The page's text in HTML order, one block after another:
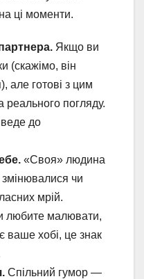
ці моменти.
Якщо ви
(скажімо, він
але готові з цим
реального погляду.
веде до
«Своя» людина
чи
мрій.
любите малювати,
ваше хобі, це знак
Спільний гумор —